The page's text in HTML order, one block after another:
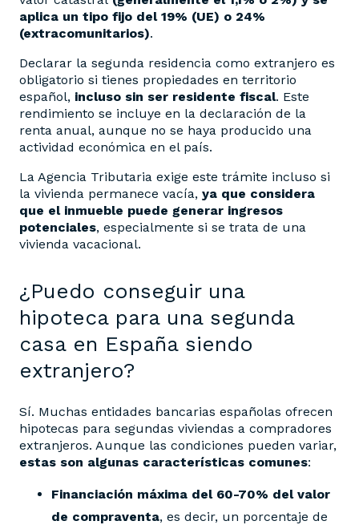
aplica un tipo fijo del 19% (UE) o 24%
(extracomunitarios).
Declarar la segunda residencia como extranjero es
obligatorio si tienes propiedades en territorio
español, incluso sin ser residente fiscal. Este
rendimiento se incluye en la declaración de la
renta anual, aunque no se haya producido una
actividad económica en el país.
La Agencia Tributaria exige este trámite incluso si
la vivienda permanece vacía, ya que considera
que el inmueble puede generar ingresos
potenciales, especialmente si se trata de una
vivienda vacacional.
¿Puedo conseguir una
hipoteca para una segunda
casa en España siendo
extranjero?
Sí. Muchas entidades bancarias españolas ofrecen
hipotecas para segundas viviendas a compradores
extranjeros. Aunque las condiciones pueden variar,
estas son algunas características comunes:
Financiación máxima del 60-70% del valor
de compraventa, es decir, un porcentaje de